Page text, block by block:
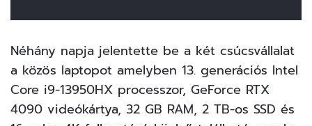
Néhány napja jelentette be a két csúcsvállalat
a közös laptopot amelyben 13. generációs Intel
Core i9-13950HX processzor, GeForce RTX
4090 videókártya, 32 GB RAM, 2 TB-os SSD és